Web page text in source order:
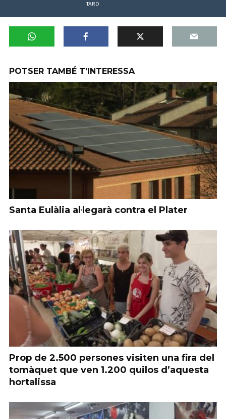
TARD
POTSER TAMBÉ T'INTERESSA
Santa Eulàlia al·legarà contra el Plater
Prop de 2.500 persones visiten una fira del
tomàquet que ven 1.200 quilos d’aquesta
hortalissa